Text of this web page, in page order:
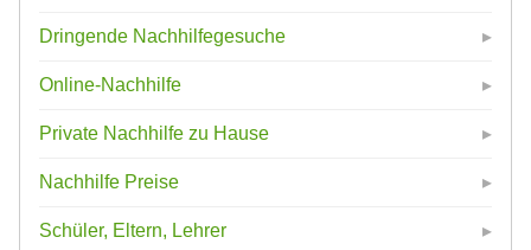
Dringende Nachhilfegesuche
Online-Nachhilfe
Private Nachhilfe zu Hause
Nachhilfe Preise
Schüler, Eltern, Lehrer